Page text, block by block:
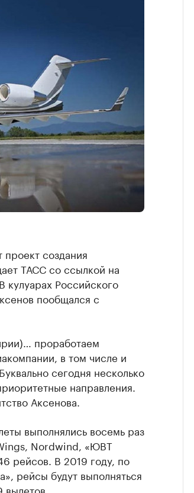
создания
ТАСС со ссылкой на
кулуарах Российского
пообщался с
проработаем
в том числе и
сегодня несколько
направления.
Аксенова.
выполнялись восемь раз
Nordwind, «ЮВТ
рейсов. В 2019 году, по
рейсы будут выполняться